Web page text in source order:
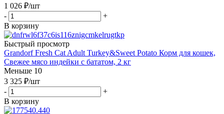
1 026 ₽/шт
-
+
В корзину
Быстрый просмотр
Grandorf Fresh Cat Adult Turkey&Sweet Potato Корм для кошек,
Свежее мясо индейки с бататом, 2 кг
Меньше 10
3 325 ₽/шт
-
+
В корзину